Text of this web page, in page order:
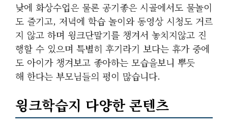
낮에 화상수업은 물론 공기좋은 시골에서도 물놀이
도 즐기고, 저녁에 학습 놀이와 동영상 시청도 거르
지 않고 하며 윙크단말기를 챙겨서 놓치지않고 진
행할 수 있으며 특별히 후기라기 보다는 휴가 중에
도 아이가 챙겨보고 좋아하는 모습을보니 뿌듯
해 한다는 부모님들의 평이 많습니다.
윙크학습지 다양한 콘텐츠